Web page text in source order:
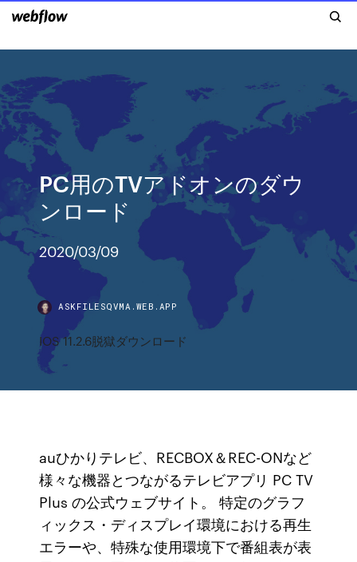
PC用のTVアドオンのダウ
ンロード
2020/03/09
ASKFILESQVMA.WEB.APP
IOS 11.2.6脱獄ダウンロード
auひかりテレビ、RECBOX＆REC-ONなど
様々な機器とつながるテレビアプリ PC TV
Plus の公式ウェブサイト。 特定のグラフ
ィックス・ディスプレイ環境における再生
エラーや、特殊な使用環境下で番組表が表